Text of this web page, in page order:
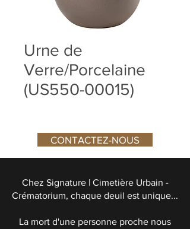
Urne de
Verre/Porcelaine
(US550-00015)
CONTACTEZ-NOUS
Chez Signature | Cimetière Urbain -
Crématorium, chaque deuil est unique...
La mort d'une personne proche nous